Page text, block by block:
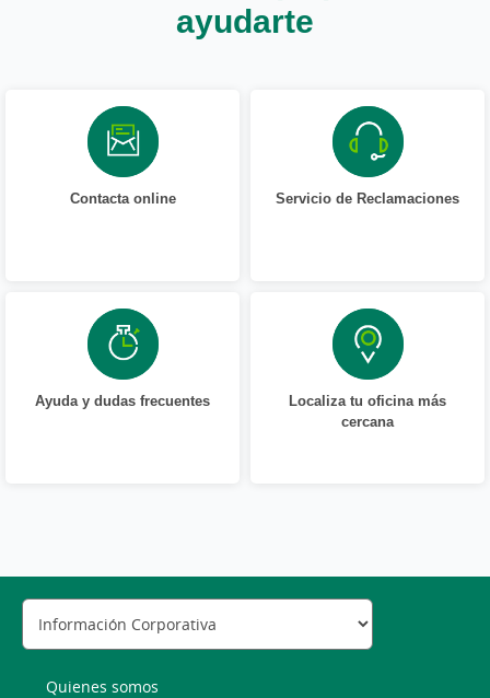
ayudarte
Contacta online Servicio de Reclamaciones
Ayuda y dudas frecuentes
Localiza tu oficina más
cercana
Quienes somos